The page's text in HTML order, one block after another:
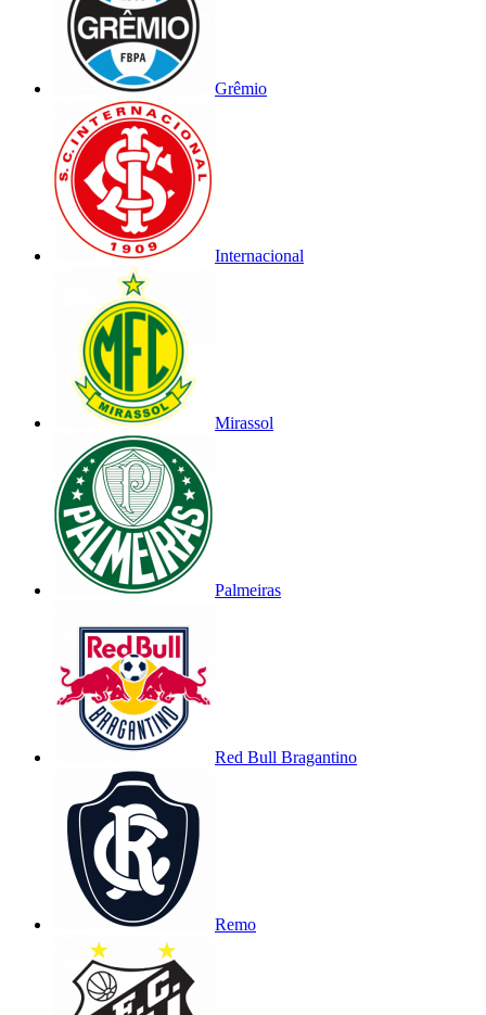
Grêmio
Internacional
Mirassol
Palmeiras
Red Bull Bragantino
Remo